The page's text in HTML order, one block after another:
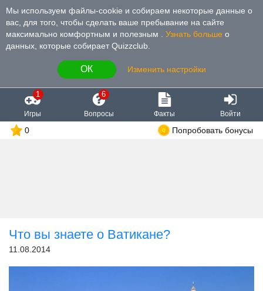
Мы используем файлы-cookie и собираем некоторые данные о
вас, для того, чтобы сделать ваше пребывание на сайте
максимально комфортным и полезным
Узнать больше о
данных, которые собирает Quizzclub.
ОК Изменить настройки
1
Игры
6
Вопросы Факты Войти
0 Попробовать бонусы
Что вы знаете о Ватикане?
11.08.2014